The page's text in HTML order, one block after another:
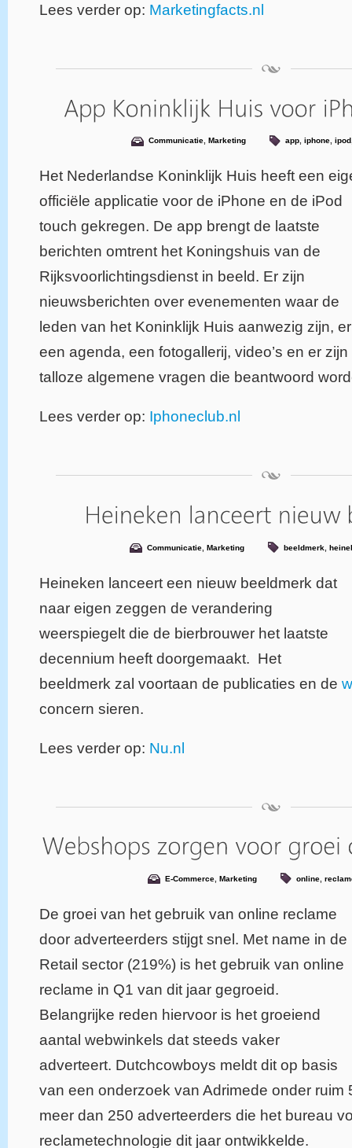
Lees verder op: Marketingfacts.nl
Communicatie, Marketing app, iphone, ipod
Het Nederlandse Koninklijk Huis heeft een
officiële applicatie voor de iPhone en de iPod
touch gekregen. De app brengt de laatste
berichten omtrent het Koningshuis van de
Rijksvoorlichtingsdienst in beeld. Er zijn
nieuwsberichten over evenementen waar de
leden van het Koninklijk Huis aanwezig zijn,
een agenda, een fotogallerij, video’s en er zijn
talloze algemene vragen die beantwoord
Lees verder op: Iphoneclub.nl
Communicatie Marketing beeldmerk
Heineken lanceert een nieuw beeldmerk dat
naar eigen zeggen de verandering
weerspiegelt die de bierbrouwer het laatste
decennium heeft doorgemaakt. Het
beeldmerk zal voortaan de publicaties en de
concern sieren.
Lees verder op: Nu.nl
E-Commerce Marketing online
De groei van het gebruik van online reclame
door adverteerders stijgt snel. Met name in de
Retail sector (219%) is het gebruik van online
reclame in Q1 van dit jaar gegroeid.
Belangrijke reden hiervoor is het groeiend
aantal webwinkels dat steeds vaker
adverteert. Dutchcowboys meldt dit op basis
van een onderzoek van Adrimede onder ruim
meer dan 250 adverteerders die het bureau
reclametechnologie dit jaar ontwikkelde.